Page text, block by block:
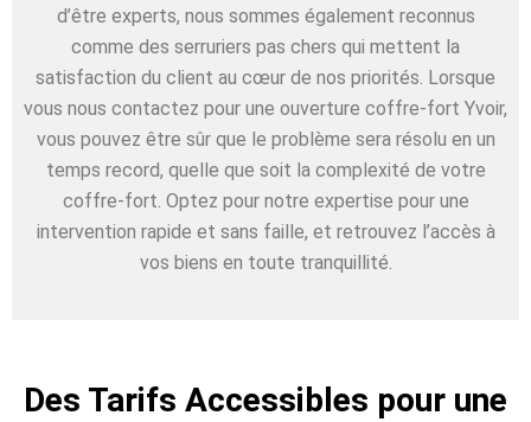
d’être experts, nous sommes également reconnus
comme des serruriers pas chers qui mettent la
satisfaction du client au cœur de nos priorités. Lorsque
vous nous contactez pour une ouverture coffre-fort Yvoir,
vous pouvez être sûr que le problème sera résolu en un
temps record, quelle que soit la complexité de votre
coffre-fort. Optez pour notre expertise pour une
intervention rapide et sans faille, et retrouvez l’accès à
vos biens en toute tranquillité.
Des Tarifs Accessibles pour une